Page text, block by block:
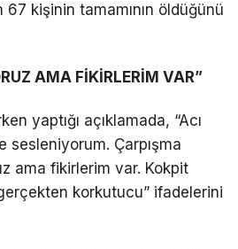
Youtube
kişinin tamamının öldüğünü
AMA FİKİRLERİM VAR”
yaptığı açıklamada, “Acı
sesleniyorum. Çarpışma
ama fikirlerim var. Kokpit
korkutucu” ifadelerini